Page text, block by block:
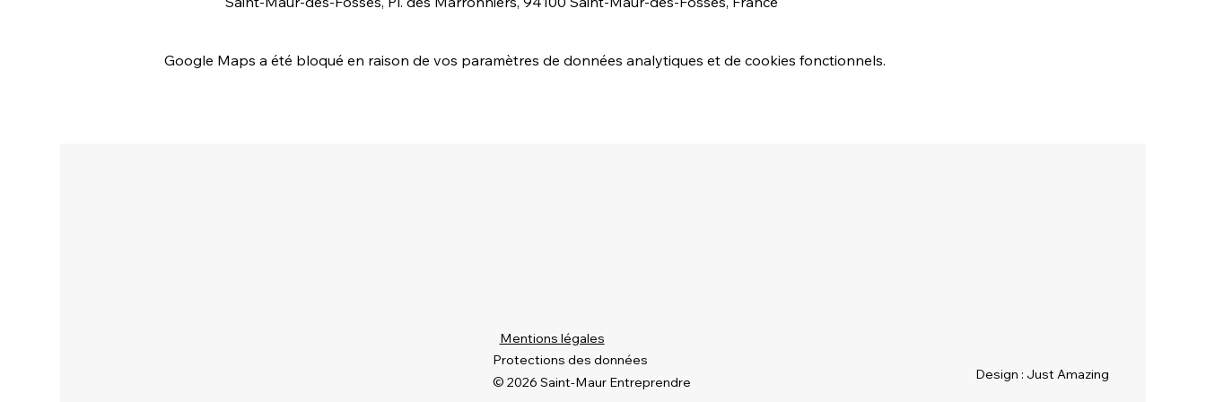
Google Maps a été bloqué en raison de vos paramètres de données analytiques et de cookies fonctionnels.
Protections des données
Mentions légales
© 2026 Saint-Maur Entreprendre Design : Just Amazing